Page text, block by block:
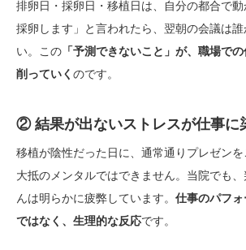
排卵日・採卵日・移植日は、自分の都合で
採卵します」と言われたら、翌朝の会議は
い。この 「予測できないこと」が、職場で
削っていく のです。
② 結果が出ないストレスが仕事に
移植が陰性だった日に、通常通りプレゼン
大抵のメンタルではできません。当院でも
んは明らかに疲弊しています。 仕事のパフ
ではなく、生理的な反応です。